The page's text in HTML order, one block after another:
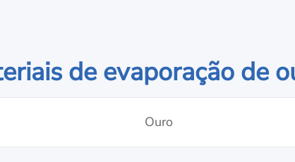
de evaporação de
Ouro